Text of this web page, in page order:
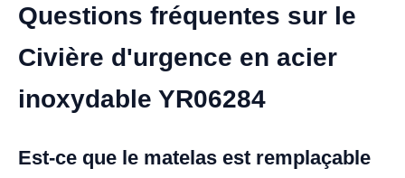
Questions fréquentes sur le
Civière d'urgence en acier
inoxydable YR06284
Est-ce que le matelas est remplaçable